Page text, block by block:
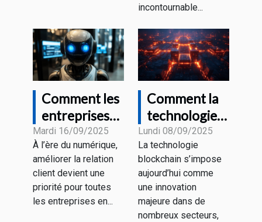
incontournable...
Comment les
entreprises
transforment
leur service
client avec le
chatbot GPT
Mardi 16/09/2025
À l’ère du numérique,
améliorer la relation
client devient une
priorité pour toutes
les entreprises en...
Comment la
technologie
blockchain
transforme-
t-elle le
marketing
numérique ?
Lundi 08/09/2025
La technologie
blockchain s’impose
aujourd’hui comme
une innovation
majeure dans de
nombreux secteurs,